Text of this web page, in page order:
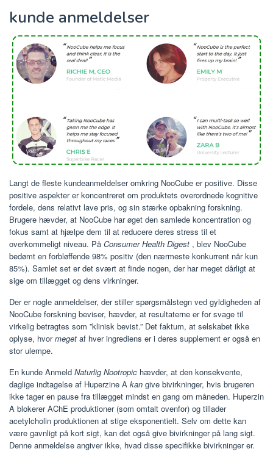
kunde anmeldelser
Langt de fleste kundeanmeldelser omkring NooCube er positive. Disse
positive aspekter er koncentreret om produktets overordnede kognitive
fordele, dens relativt lave pris, og sin stærke opbakning forskning.
Brugere hævder, at NooCube har øget den samlede koncentration og
fokus samt at hjælpe dem til at reducere deres stress til et
overkommeligt niveau. På Consumer Health Digest , blev NooCube
bedømt en forbløffende 98% positiv (den nærmeste konkurrent når kun
85%). Samlet set er det svært at finde nogen, der har meget dårligt at
sige om tillægget og dens virkninger.
Der er nogle anmeldelser, der stiller spørgsmålstegn ved gyldigheden af
NooCube forskning beviser, hævder, at resultaterne er for svage til
virkelig betragtes som ”klinisk bevist.” Det faktum, at selskabet ikke
oplyse, hvormeget af hver ingrediens er i deres supplement er også en
stor ulempe.
En kunde Anmeld Naturlig Nootropic hævder, at den konsekvente,
daglige indtagelse af Huperzine A kan give bivirkninger, hvis brugeren
ikke tager en pause fra tillægget mindst en gang om måneden. Huperzin
A blokerer AChE produktioner (som omtalt ovenfor) og tillader
acetylcholin produktionen at stige eksponentielt. Selv om dette kan
være gavnligt på kort sigt, kan det også give bivirkninger på lang sigt.
Denne anmeldelse angiver ikke, hvad disse specifikke bivirkninger er.